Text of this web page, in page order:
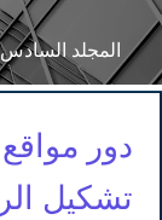
المجلد السادس -
دور
تشكيل